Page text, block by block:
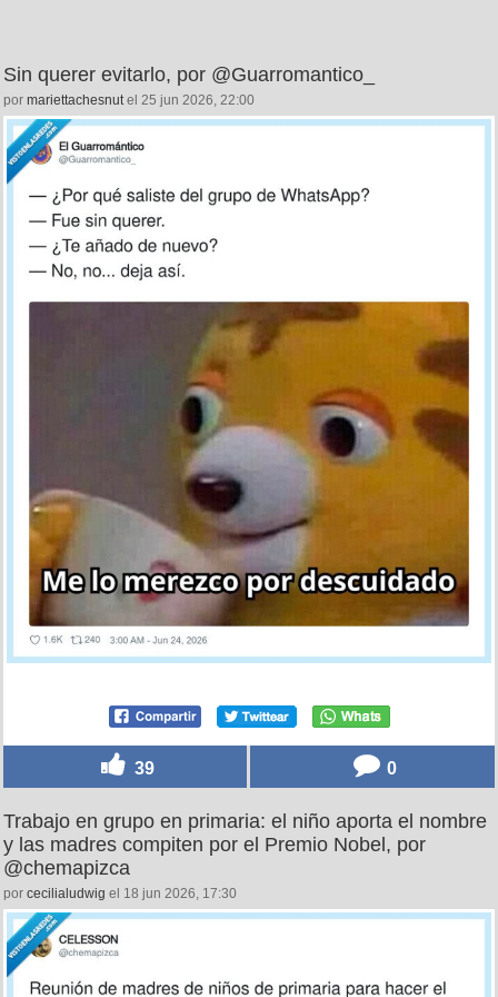
Sin querer evitarlo, por @Guarromantico_
por mariettachesnutel 25 jun 2026, 22:00
39 0
Trabajo en grupo en primaria: el niño aporta el nombre
y las madres compiten por el Premio Nobel, por
@chemapizca
por cecilialudwig el 18 jun 2026, 17:30